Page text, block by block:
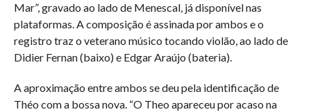
Mar”, gravado ao lado de Menescal, já disponível nas
plataformas. A composição é assinada por ambos e o
registro traz o veterano músico tocando violão, ao lado de
Didier Fernan (baixo) e Edgar Araújo (bateria).
A aproximação entre ambos se deu pela identificação de
Théo com a bossa nova. “O Theo apareceu por acaso na